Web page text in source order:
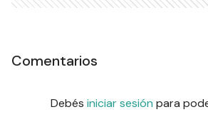
Comentarios
Debés iniciar sesión para